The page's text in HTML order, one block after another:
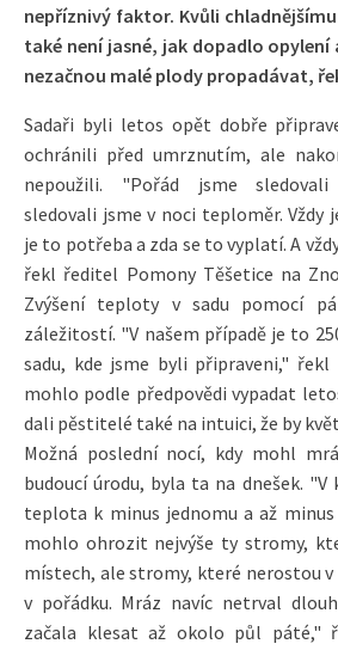
nepříznivý faktor. Kvůli
také není jasné, jak dopadlo opylení
nezačnou malé plody propadávat,
Sadaři byli letos opět dobře
ochránili před umrznutím, ale
nepoužili. "Pořád jsme sledovali
sledovali jsme v noci teploměr. Vždy
je to potřeba a zda se to vyplatí. A
řekl ředitel Pomony Těšetice na
Zvýšení teploty v sadu pomocí
záležitostí. "V našem případě je to
sadu, kde jsme byli připraveni,"
mohlo podle předpovědi vypadat
dali pěstitelé také na intuici, že by
Možná poslední nocí, kdy mohl
budoucí úrodu, byla ta na dnešek.
teplota k minus jednomu a až
mohlo ohrozit nejvýše ty stromy,
místech, ale stromy, které nerostou
v pořádku. Mráz navíc netrval
začala klesat až okolo půl páté,"